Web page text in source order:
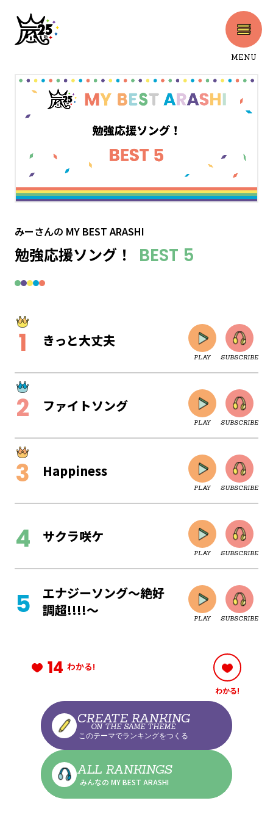
MENU
みーさんの MY BEST ARASHI
勉強応援ソング！ BEST 5
きっと大丈夫
PLAY SUBSCRIBE
ファイトソング
PLAY SUBSCRIBE
Happiness
PLAY SUBSCRIBE
サクラ咲ケ
PLAY SUBSCRIBE
CLOSE
エナジーソング～絶好
調超!!!!～
PLAY SUBSCRIBE
CLOSE
14 わかる!
わかる!
CREATE RANKING
ON THE SAME THEME
このテーマでランキングをつくる
ALL RANKINGS
みんなの MY BEST ARASHI